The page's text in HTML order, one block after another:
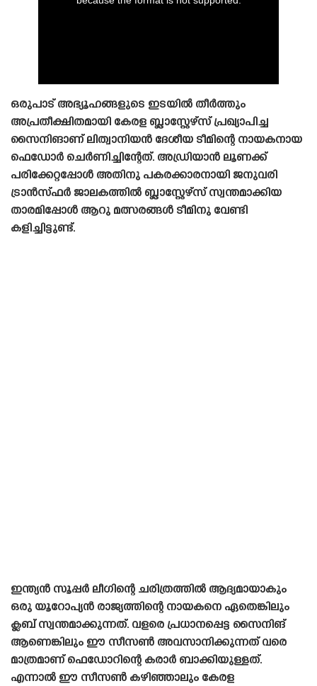
ഒരുപാട് അഭ്യൂഹങ്ങളുടെ ഇടയിൽ തീർത്തും
അപ്രതീക്ഷിതമായി കേരള ബ്ലാസ്റ്റേഴ്‌സ് പ്രഖ്യാപിച്ച
സൈനിങാണ് ലിത്വാനിയൻ ദേശീയ ടീമിന്റെ നായകനായ
ഫെഡോർ ചെർണിച്ചിന്റേത്. അഡ്രിയാൻ ലൂണക്ക്
പരിക്കേറ്റപ്പോൾ അതിനു പകരക്കാരനായി ജനുവരി
ട്രാൻസ്‌ഫർ ജാലകത്തിൽ ബ്ലാസ്റ്റേഴ്‌സ് സ്വന്തമാക്കിയ
താരമിപ്പോൾ ആറു മത്സരങ്ങൾ ടീമിനു വേണ്ടി
കളിച്ചിട്ടുണ്ട്.
ഇന്ത്യൻ സൂപ്പർ ലീഗിന്റെ ചരിത്രത്തിൽ ആദ്യമായാകും
ഒരു യൂറോപ്യൻ രാജ്യത്തിന്റെ നായകനെ ഏതെങ്കിലും
ക്ലബ് സ്വന്തമാക്കുന്നത്. വളരെ പ്രധാനപ്പെട്ട സൈനിങ്‌
ആണെങ്കിലും ഈ സീസൺ അവസാനിക്കുന്നത് വരെ
മാത്രമാണ് ഫെഡോറിന്റെ കരാർ ബാക്കിയുള്ളത്.
എന്നാൽ ഈ സീസൺ കഴിഞ്ഞാലും കേരള